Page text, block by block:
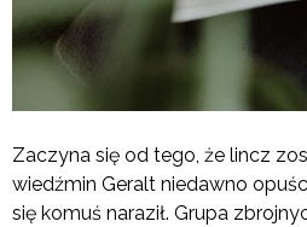
Zaczyna się od tego, że lincz
wiedźmin Geralt niedawno
się komuś naraził. Grupa